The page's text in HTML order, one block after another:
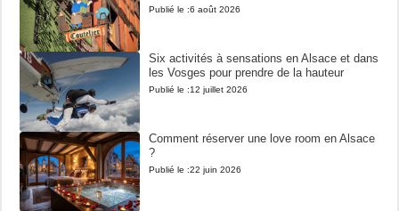
Publié le :6 août 2026
Six activités à sensations en Alsace et dans
les Vosges pour prendre de la hauteur
Publié le :12 juillet 2026
Comment réserver une love room en Alsace
?
Publié le :22 juin 2026